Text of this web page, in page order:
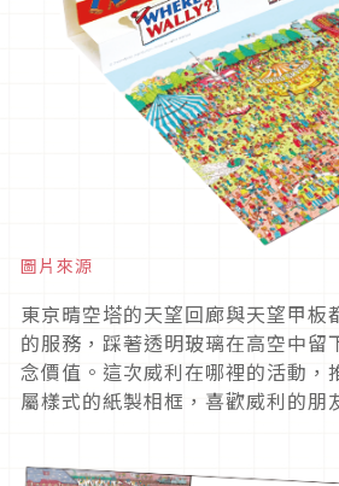
圖片來源
東京晴空塔的天望回廊與天望甲板
的服務，踩著透明玻璃在高空中留
念價值。這次威利在哪裡的活動，
屬樣式的紙製相框，喜歡威利的朋